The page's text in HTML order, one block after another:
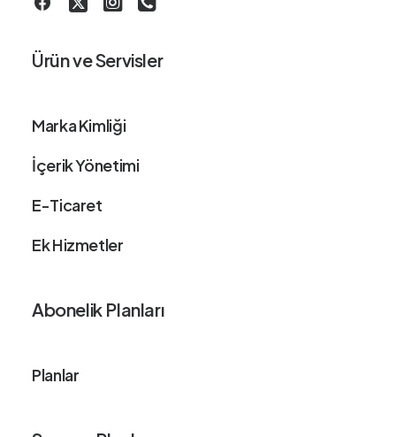
Ürün ve Servisler
Marka Kimliği
İçerik Yönetimi
E-Ticaret
Ek Hizmetler
Abonelik Planları
Planlar